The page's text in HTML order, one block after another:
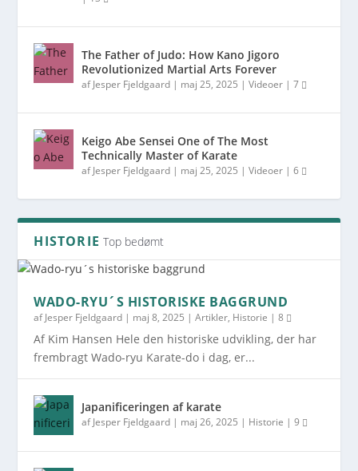
The Father of Judo: How Kano Jigoro
Revolutionized Martial Arts Forever
afJesper Fjeldgaard | maj 25, 2025 |Videoer |7
Keigo Abe Sensei One of The Most
Technically Master of Karate
afJesper Fjeldgaard | maj 25, 2025 |Videoer |6
HISTORIE Top bedømt
WADO-RYU´S HISTORISKE BAGGRUND
afJesper Fjeldgaard | maj 8, 2025 |Artikler, Historie |8
Af Kim Hansen Hele den historiske udvikling, der har
frembragt Wado-ryu Karate-do i dag, er...
Japanificeringen af karate
afJesper Fjeldgaard | maj 26, 2025 | Historie |9